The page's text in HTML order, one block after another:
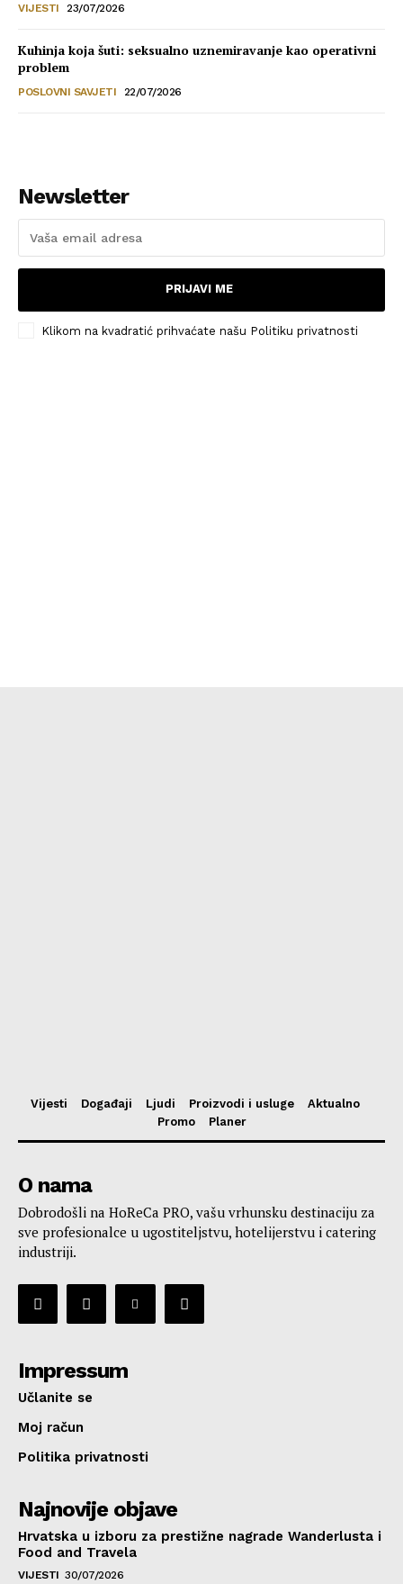
VIJESTI 23/07/2026
Kuhinja koja šuti: seksualno uznemiravanje kao operativni
problem
POSLOVNI SAVJETI 22/07/2026
Newsletter
PRIJAVI ME
Klikom na kvadratić prihvaćate našu Politiku privatnosti
Vijesti Događaji Ljudi Proizvodi i usluge
Aktualno
Promo
Planer
O nama
Dobrodošli na HoReCa PRO, vašu vrhunsku destinaciju za
sve profesionalce u ugostiteljstvu, hotelijerstvu i catering
industriji.
Impressum
Učlanite se
Moj račun
Politika privatnosti
Najnovije objave
Hrvatska u izboru za prestižne nagrade Wanderlusta i
Food and Travela
VIJESTI 30/07/2026